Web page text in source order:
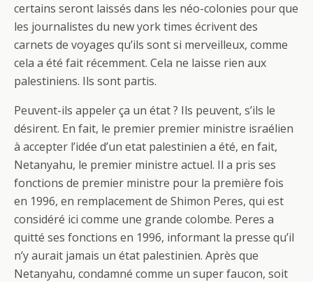
certains seront laissés dans les néo-colonies pour que
les journalistes du new york times écrivent des
carnets de voyages qu’ils sont si merveilleux, comme
cela a été fait récemment. Cela ne laisse rien aux
palestiniens. Ils sont partis.
Peuvent-ils appeler ça un état ? Ils peuvent, s’ils le
désirent. En fait, le premier premier ministre israélien
à accepter l’idée d’un etat palestinien a été, en fait,
Netanyahu, le premier ministre actuel. Il a pris ses
fonctions de premier ministre pour la première fois
en 1996, en remplacement de Shimon Peres, qui est
considéré ici comme une grande colombe. Peres a
quitté ses fonctions en 1996, informant la presse qu’il
n’y aurait jamais un état palestinien. Après que
Netanyahu, condamné comme un super faucon, soit